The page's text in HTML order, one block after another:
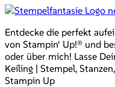
Entdecke die perfekt
von Stampin‘ Up!® und
oder über mich! Lasse
Keiling | Stempel,
Stampin Up